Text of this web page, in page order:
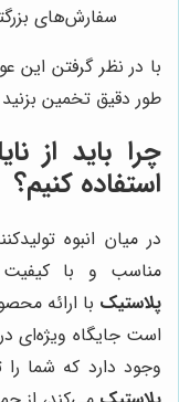
سفارش‌های
با در نظر گرفتن این
طور دقیق تخمین
چرا باید از
استفاده کنیم؟
در میان انبوه
مناسب و با کیفیت
پلاستیک با ارائه
است جایگاه ویژه‌ای
وجود دارد که شما را